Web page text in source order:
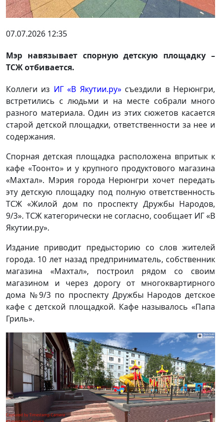
07.07.2026 12:35
Мэр навязывает спорную детскую площадку –
ТСЖ отбивается.
Коллеги из ИГ «В Якутии.ру»съездили в Нерюнгри,
встретились с людьми и на месте собрали много
разного материала. Один из этих сюжетов касается
старой детской площадки, ответственности за нее и
содержания.
Спорная детская площадка расположена впритык к
кафе «Тоонто» и у крупного продуктового магазина
«Махтал». Мэрия города Нерюнгри хочет передать
эту детскую площадку под полную ответственность
ТСЖ «Жилой дом по проспекту Дружбы Народов,
9/3». ТСЖ категорически не согласно, сообщает ИГ «В
Якутии.ру».
Издание приводит предысторию со слов жителей
города. 10 лет назад предприниматель, собственник
магазина «Махтал», построил рядом со своим
магазином и через дорогу от многоквартирного
дома №9/3 по проспекту Дружбы Народов детское
кафе с детской площадкой. Кафе называлось «Папа
Гриль».